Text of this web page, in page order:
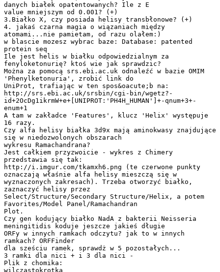
danych białek opatentowanych? Ile z E
value mniejszym od 0.001? (+)
3.Białko X, czy posiada helisy transbłonowe? (+)
4. jakaś czarna magia o wiązaniach między
atomami...nie pamietam, od razu olałem:)
w blascie mozesz wybrac baze: Database: patented
protein seq
Ile jest helis w białku odpowiedzialnym za
fenyloketonurię? ktoś wie jak sprawdzic?
Można za pomocą srs.ebi.ac.uk odnaleźć w bazie OMIM
'Phenylketonuria', zrobić link do
UniProt, trafiając w ten spos&oacute;b na:
http://srs.ebi.ac.uk/srsbin/cgi-bin/wgetz?-
id+2OcDg1ikrmW+e+[UNIPROT:'PH4H_HUMAN']+-qnum+3+-
enum+1
A tam w zakładce 'Features', klucz 'Helix' występuje
16 razy.
Czy alfa helisy białka 3d9x mają aminokwasy znajdujące
się w niedozwolonych obszarach
wykresu Ramachandrana?
Jest całkiem przyzwoicie - wykres z Chimery
przedstawia się tak:
http://i.imgur.com/tkamxh6.png (te czerwone punkty
oznaczają właśnie alfa helisy mieszczą się w
wyznaczonych zakresach). Trzeba otworzyć białko,
zaznaczyć helisy przez
Select/Structure/Secondary Structure/Helix, a potem
Favorites/Model Panel/Ramachandran
Plot.
Czy gen kodujący białko NadA z bakterii Neisseria
meningitidis koduje jeszcze jakieś długie
ORFy w innych ramkach odczytu? jak to w innych
ramkach? ORFFinder
dla sześciu ramek, sprawdż w 5 pozostałych...
3 ramki dla nici + i 3 dla nici -
Plik z chomika:
wilczastokrotka